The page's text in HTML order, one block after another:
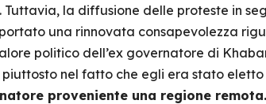
la diffusione delle proteste in
una rinnovata consapevolezza
politico dell’ex governatore di
nel fatto che egli era stato
proveniente una regione remota.